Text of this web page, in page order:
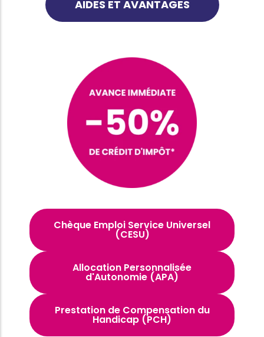
AIDES ET AVANTAGES
Chèque Emploi Service Universel
(CESU)
Allocation Personnalisée
d'Autonomie (APA)
Prestation de Compensation du
Handicap (PCH)